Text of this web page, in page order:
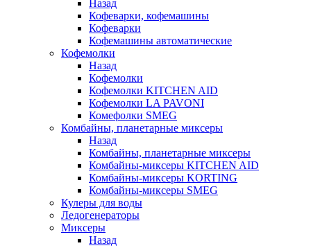
Назад
Кофеварки, кофемашины
Кофеварки
Кофемашины автоматические
Кофемолки
Назад
Кофемолки
Кофемолки KITCHEN AID
Кофемолки LA PAVONI
Комефолки SMEG
Комбайны, планетарные миксеры
Назад
Комбайны, планетарные миксеры
Комбайны-миксеры KITCHEN AID
Комбайны-миксеры KORTING
Комбайны-миксеры SMEG
Кулеры для воды
Ледогенераторы
Миксеры
Назад